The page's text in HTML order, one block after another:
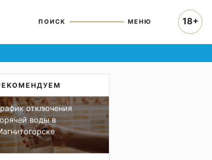
ПОИСК МЕНЮ
отключения
воды в
18+